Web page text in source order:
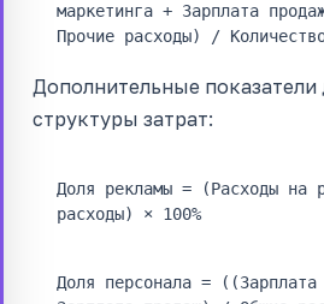
маркетинга + Зарплата
Прочие расходы) /
Дополнительные показатели
структуры затрат:
Доля рекламы = (Расходы на
расходы) × 100%
Доля персонала = ((Зарплата